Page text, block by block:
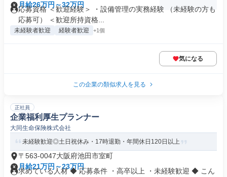
月給26万円～32万円
応募資格 ＜歓迎経験＞ ・設備管理の実務経験 （未経験の方も
応募可） ＜歓迎所持資格...
未経験者歓迎 経験者歓迎 +1個
気になる
この企業の類似求人を見る
正社員
企業福利厚生プランナー
大同生命保険株式会社
未経験歓迎◎土日祝休み・17時退勤・年間休日120日以上
〒563-0047大阪府池田市室町
月給21万円～23万円
求めている人材 ◆ 応募条件 ・高卒以上 ・未経験歓迎 ◆ こん